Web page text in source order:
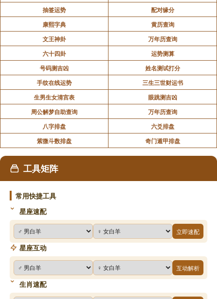
那怎么能通过兼向把旺星挨到山向或城门呢？这就
是沈氏的替卦挨星了，使用蒋大鸿传姜垚的挨星口诀：
子癸并甲申，贪狼一路行。壬卯乙未坤，五位为巨门。
乾亥辰巽巳，连戌武曲名。酉辛丑艮丙，天星说破军。
寅午庚丁上，右弼四星临。
具体怎么兼怎么替？以三运子山午向兼壬丙为例。
抽签运势
配对缘分
康熙字典
黄历查询
文王神卦
万年历查询
六十四卦
运势测算
号码测吉凶
姓名测试打分
手纹在线运势
三生三世财运书
生男生女清宫表
眼跳测吉凶
周公解梦自助查询
万年历查询
八字排盘
六爻排盘
紫微斗数排盘
奇门遁甲排盘
工具矩阵
常用快捷工具
星座速配
立即速配
星座互动
互动解析
生肖速配